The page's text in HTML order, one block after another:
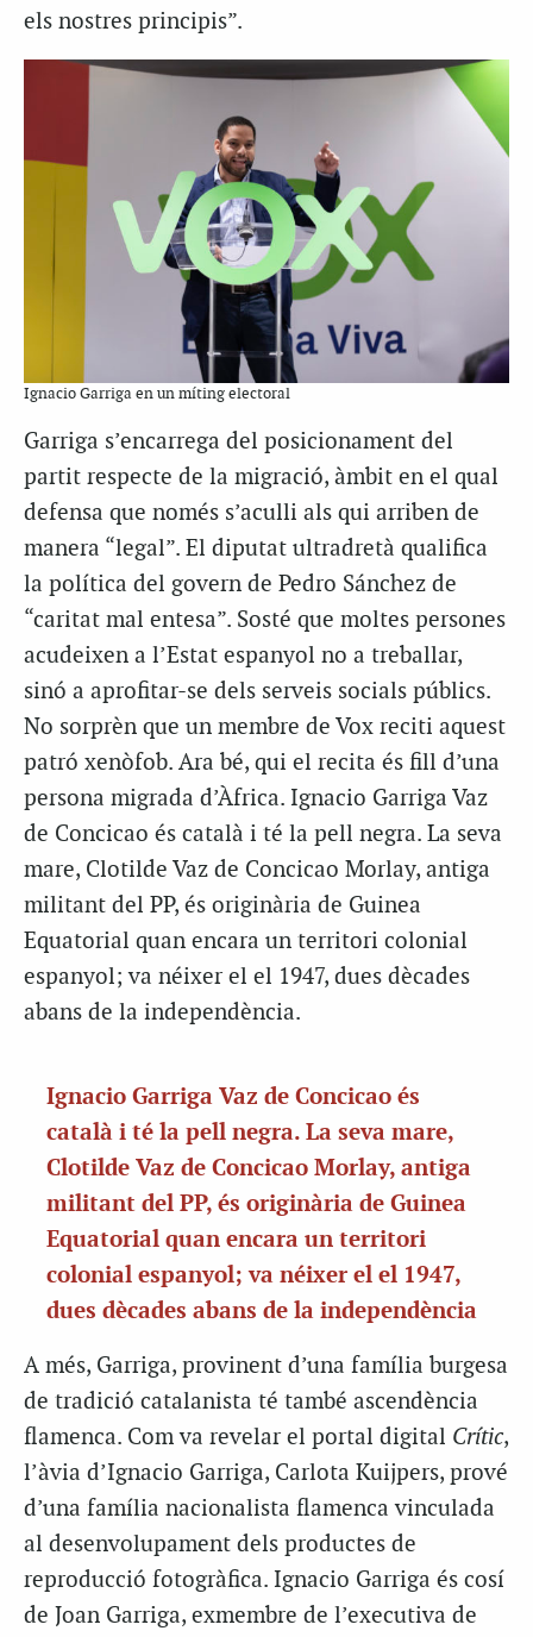
els nostres principis”.
Ignacio Garriga en un míting electoral
Garriga s’encarrega del posicionament del
partit respecte de la migració, àmbit en el qual
defensa que només s’aculli als qui arriben de
manera “legal”. El diputat ultradretà qualifica
la política del govern de Pedro Sánchez de
“caritat mal entesa”. Sosté que moltes persones
acudeixen a l’Estat espanyol no a treballar,
sinó a aprofitar-se dels serveis socials públics.
No sorprèn que un membre de Vox reciti aquest
patró xenòfob. Ara bé, qui el recita és fill d’una
persona migrada d’Àfrica. Ignacio Garriga Vaz
de Concicao és català i té la pell negra. La seva
mare, Clotilde Vaz de Concicao Morlay, antiga
militant del PP, és originària de Guinea
Equatorial quan encara un territori colonial
espanyol; va néixer el el 1947, dues dècades
abans de la independència.
Ignacio Garriga Vaz de Concicao és
català i té la pell negra. La seva mare,
Clotilde Vaz de Concicao Morlay, antiga
militant del PP, és originària de Guinea
Equatorial quan encara un territori
colonial espanyol; va néixer el el 1947,
dues dècades abans de la independència
A més, Garriga, provinent d’una família burgesa
de tradició catalanista té també ascendència
flamenca. Com va revelar el portal digital Crític,
l’àvia d’Ignacio Garriga, Carlota Kuijpers, prové
d’una família nacionalista flamenca vinculada
al desenvolupament dels productes de
reproducció fotogràfica. Ignacio Garriga és cosí
de Joan Garriga, exmembre de l’executiva de